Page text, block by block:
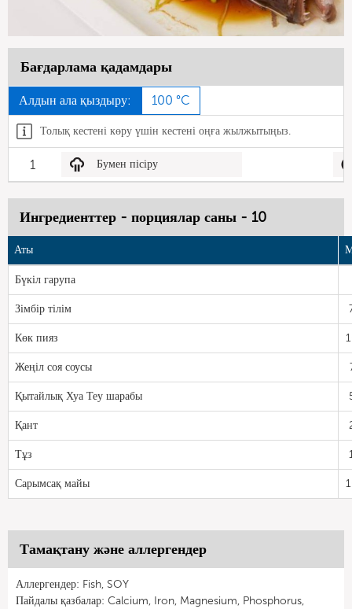
Бағдарлама қадамдары
Алдын ала қыздыру: 100 °C
Толық кестені көру үшін кестені оңға жылжытыңыз.
1 Бумен пісіру
Ингредиенттер - порциялар саны - 10
Аты
Бүкіл гарупа
Зімбір тілім
Көк пияз
Жеңіл соя соусы
Қытайлық Хуа Теу шарабы
Қант
Тұз
Сарымсақ майы
Тамақтану және аллергендер
Аллергендер: Fish, SOY
Пайдалы қазбалар: Calcium, Iron, Magnesium, Phosphorus,